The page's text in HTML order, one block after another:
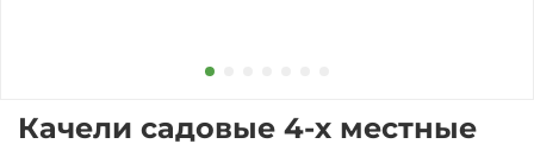
Качели садовые 4-х местные